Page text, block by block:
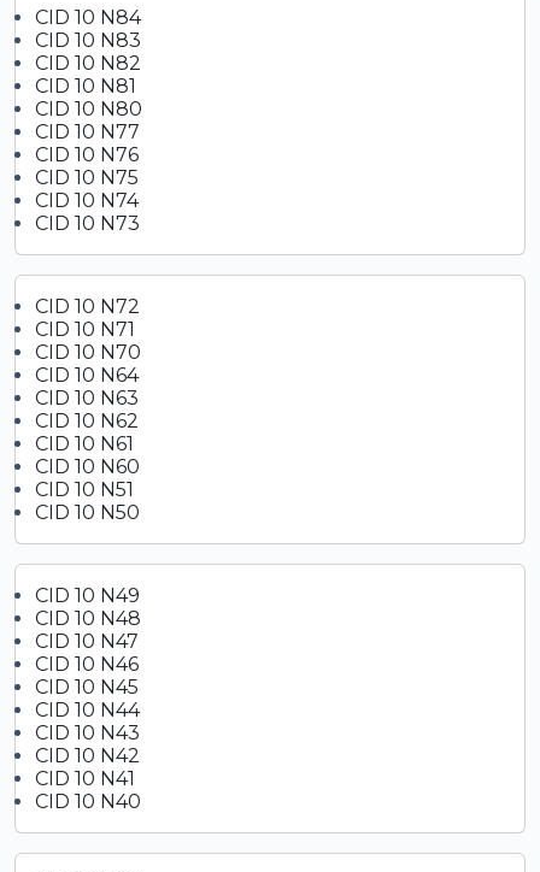
CID 10 N84
CID 10 N83
CID 10 N82
CID 10 N81
CID 10 N80
CID 10 N77
CID 10 N76
CID 10 N75
CID 10 N74
CID 10 N73
CID 10 N72
CID 10 N71
CID 10 N70
CID 10 N64
CID 10 N63
CID 10 N62
CID 10 N61
CID 10 N60
CID 10 N51
CID 10 N50
CID 10 N49
CID 10 N48
CID 10 N47
CID 10 N46
CID 10 N45
CID 10 N44
CID 10 N43
CID 10 N42
CID 10 N41
CID 10 N40